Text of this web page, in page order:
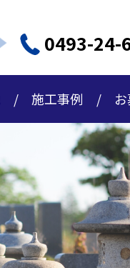
0493-24-
施工事例